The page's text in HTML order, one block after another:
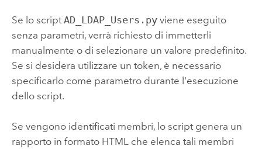
Se lo script AD_LDAP_Users.pyviene eseguito
senza parametri, verrà richiesto di immetterli
manualmente o di selezionare un valore predefinito.
Se si desidera utilizzare un token, è necessario
specificarlo come parametro durante l'esecuzione
dello script.
Se vengono identificati membri, lo script genera un
rapporto in formato HTML che elenca tali membri